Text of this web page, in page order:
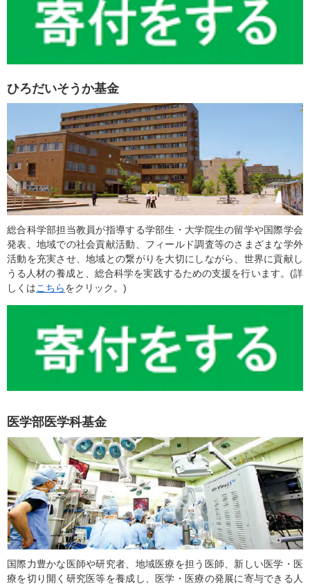
ひろだいそうか基金
総合科学部担当教員が指導する学部生・大学院生の留学や国際学会
発表、地域での社会貢献活動、フィールド調査等のさまざまな学外
活動を充実させ、地域との繋がりを大切にしながら、世界に貢献し
うる人材の養成と、総合科学を実践するための支援を行います。(詳
しくはこちらをクリック。)
医学部医学科基金
国際力豊かな医師や研究者、地域医療を担う医師、新しい医学・医
療を切り開く研究医等を養成し、医学・医療の発展に寄与できる人